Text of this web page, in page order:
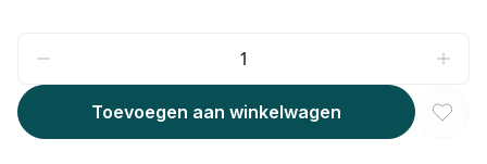
Toevoegen aan winkelwagen